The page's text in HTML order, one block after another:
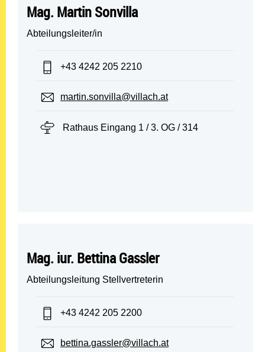
Mag. Martin Sonvilla
Abteilungsleiter/in
Telefon:
+43 4242 205 2210
E-Mail:
martin.sonvilla@villach.at
Standort:
Rathaus Eingang 1 / 3. OG / 314
Mag. iur. Bettina Gassler
Abteilungsleitung Stellvertreterin
Telefon:
+43 4242 205 2200
E-Mail:
bettina.gassler@villach.at